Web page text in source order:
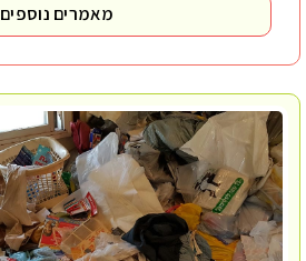
מאמרים נוספים